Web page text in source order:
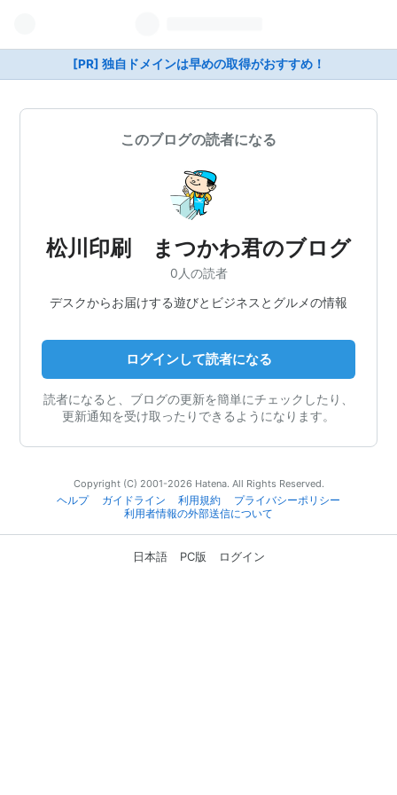
[PR] 独自ドメインは早めの取得がおすすめ！
このブログの読者になる
松川印刷 まつかわ君のブログ
0人の読者
デスクからお届けする遊びとビジネスとグルメの情報
ログインして読者になる
読者になると、ブログの更新を簡単にチェックしたり、
更新通知を受け取ったりできるようになります。
Copyright (C) 2001-2026 Hatena. All Rights Reserved.
ヘルプ
ガイドライン 利用規約
プライバシーポリシー
利用者情報の外部送信について
日本語 PC版 ログイン